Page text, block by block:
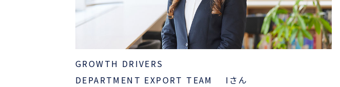
ほっとひといき
コーヒーブレイク
今日は何の日
GROWTH DRIVERS
DEPARTMENT EXPORT TEAM Iさん